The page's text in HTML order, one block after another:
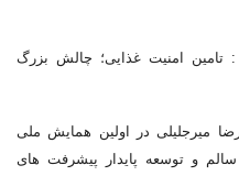
امنیت غذایی؛ چالش بزرگ
میرجلیلی در اولین همایش ملی
و توسعه پایدار پیشرفت های